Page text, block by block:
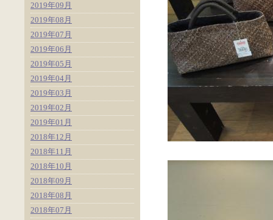
2019年09月
2019年08月
2019年07月
2019年06月
2019年05月
2019年04月
2019年03月
2019年02月
2019年01月
2018年12月
2018年11月
2018年10月
2018年09月
2018年08月
2018年07月